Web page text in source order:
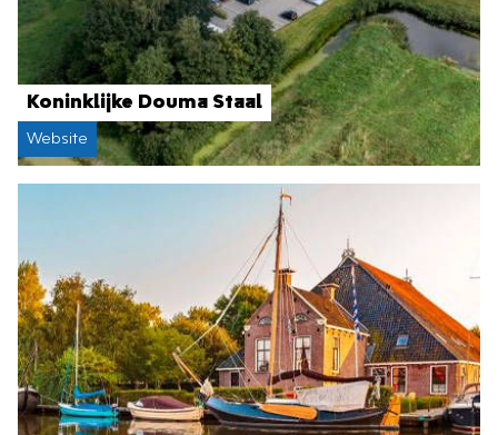
Koninklijke Douma Staal
Website